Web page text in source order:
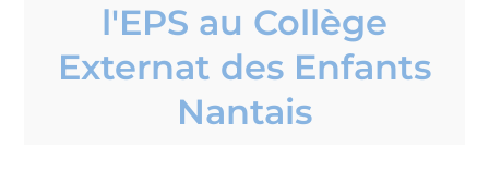
l'EPS au Collège
Externat des Enfants
Nantais